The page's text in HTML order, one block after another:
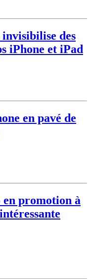
des
iPhone et iPad
en pavé de
en promotion à